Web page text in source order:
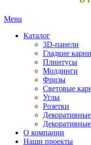
Menu
Каталог
3D-панели
Гладкие
Плинтусы
Молдинги
Фризы
Световые
Углы
Розетки
О компании
Наши проекты